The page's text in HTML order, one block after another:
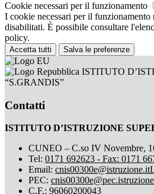
Cookie necessari per il funzionamento
I cookie necessari per il funzionamento
disabilitati. È possibile consultare
policy.
Accetta tutti Salva le preferenze
ISTITUTO
“S.GRANDIS”
Contatti
ISTITUTO D’ISTRUZIONE
CUNEO – C.so IV Novembre,
Tel: 0171 692623 - Fax: 0171
Email: cnis00300e@istruzione.it
PEC:
C.F.: 96060200043